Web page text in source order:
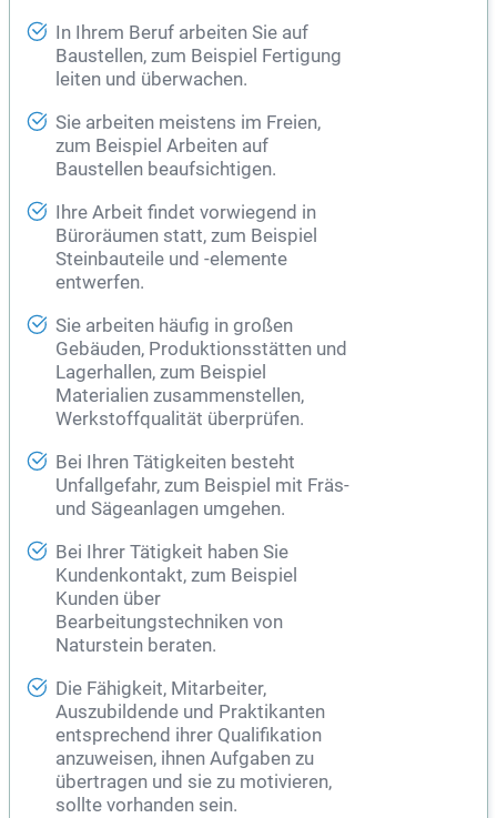
In Ihrem Beruf arbeiten Sie auf
Baustellen, zum Beispiel Fertigung
leiten und überwachen.
Sie arbeiten meistens im Freien,
zum Beispiel Arbeiten auf
Baustellen beaufsichtigen.
Ihre Arbeit findet vorwiegend in
Büroräumen statt, zum Beispiel
Steinbauteile und -elemente
entwerfen.
Sie arbeiten häufig in großen
Gebäuden, Produktionsstätten und
Lagerhallen, zum Beispiel
Materialien zusammenstellen,
Werkstoffqualität überprüfen.
Bei Ihren Tätigkeiten besteht
Unfallgefahr, zum Beispiel mit Fräs-
und Sägeanlagen umgehen.
Bei Ihrer Tätigkeit haben Sie
Kundenkontakt, zum Beispiel
Kunden über
Bearbeitungstechniken von
Naturstein beraten.
Die Fähigkeit, Mitarbeiter,
Auszubildende und Praktikanten
entsprechend ihrer Qualifikation
anzuweisen, ihnen Aufgaben zu
übertragen und sie zu motivieren,
sollte vorhanden sein.